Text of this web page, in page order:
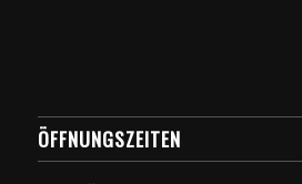
ÖFFNUNGSZEITEN